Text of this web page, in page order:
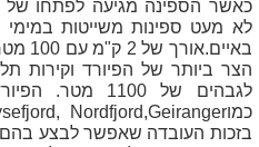
כאשר הספינה מגיעה לפתחו של
לא מעט ספינות משייטות במימי
לגבהים של
כמוGeiranger
,
Nordfjord
,
בזכות העובדה שאפשר לבצע